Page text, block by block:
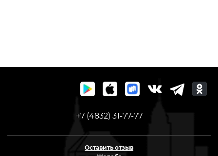
+7 (4832) 31-77-77
Оставить отзыв